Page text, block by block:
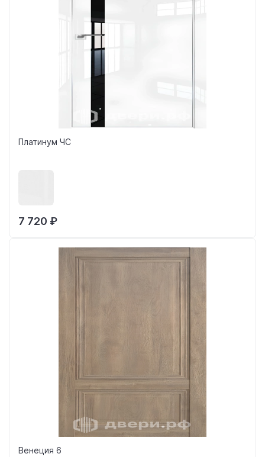
Платинум ЧС
7 720 ₽
Венеция 6